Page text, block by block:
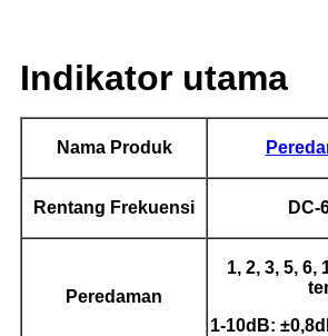
Indikator utama
Nama Produk
Rentang Frekuensi DC-
Peredaman
1, 2, 3, 5, 6,
1-10dB: